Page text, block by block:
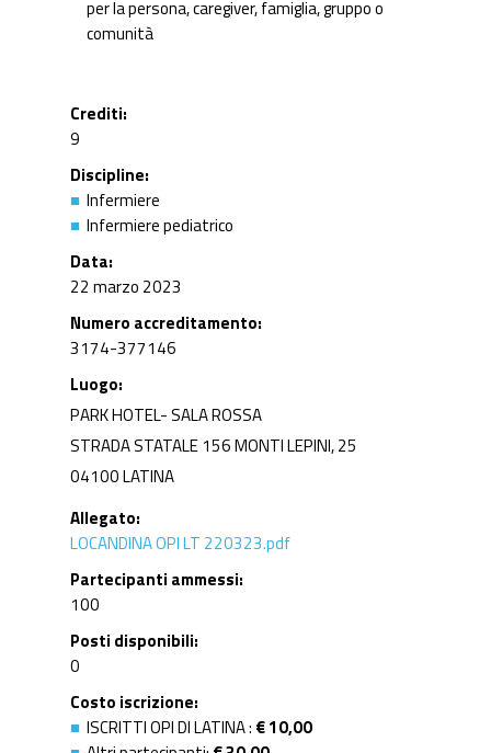
per la persona, caregiver, famiglia, gruppo o
comunità
Crediti
9
Discipline
Infermiere
Infermiere pediatrico
Data
22 marzo 2023
Numero accreditamento
3174-377146
Luogo
PARK HOTEL- SALA ROSSA
STRADA STATALE 156 MONTI LEPINI, 25
04100 LATINA
Allegato
LOCANDINA OPI LT 220323.pdf
Partecipanti ammessi
100
Posti disponibili
0
Costo iscrizione
ISCRITTI OPI DI LATINA : € 10,00